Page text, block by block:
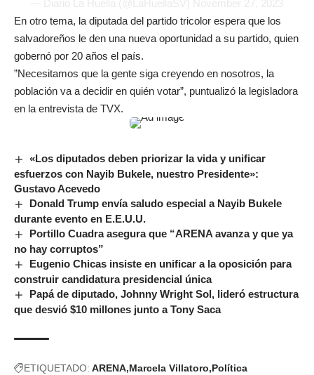
En otro tema, la diputada del partido tricolor espera que los
salvadoreños le den una nueva oportunidad a su partido, quien
gobernó por 20 años el país.
”Necesitamos que la gente siga creyendo en nosotros, la
población va a decidir en quién votar”, puntualizó la legisladora
en la entrevista de TVX.
«Los diputados deben priorizar la vida y unificar
esfuerzos con Nayib Bukele, nuestro Presidente»:
Gustavo Acevedo
Donald Trump envía saludo especial a Nayib Bukele
durante evento en E.E.U.U.
Portillo Cuadra asegura que “ARENA avanza y que ya
no hay corruptos”
Eugenio Chicas insiste en unificar a la oposición para
construir candidatura presidencial única
Papá de diputado, Johnny Wright Sol, lideró estructura
que desvió $10 millones junto a Tony Saca
ETIQUETADO: ARENA Marcela Villatoro Política